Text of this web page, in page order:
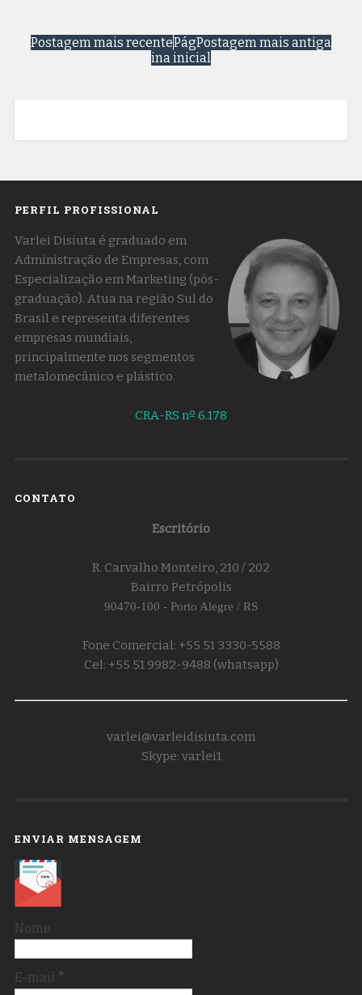
Postagem mais recente Postagem mais antiga
Pág
ina inicial
PERFIL PROFISSIONAL
Varlei Disiuta é graduado em
Administração de Empresas, com
Especialização em Marketing (pós-
graduação). Atua na região Sul do
Brasil e representa diferentes
empresas mundiais,
principalmente nos segmentos
metalomecânico e plástico.
CRA-RS nº 6.178
CONTATO
Escritório
R. Carvalho Monteiro, 210 / 202
Bairro Petrópolis
90470-100 - Porto Alegre / RS
Fone Comercial: +55 51 3330-5588
Cel: +55 51 9982-9488 (whatsapp)
varlei@varleidisiuta.com
Skype: varlei1
ENVIAR MENSAGEM
Nome
E-mail *